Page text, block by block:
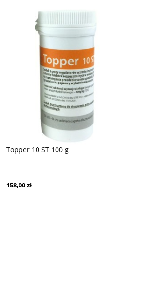
Topper 10 ST 100 g
158,00 zł